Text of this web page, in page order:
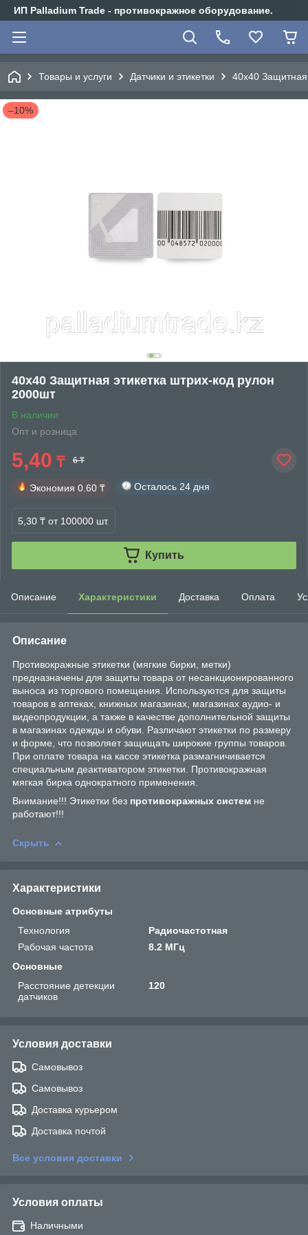
ИП Palladium Trade - противокражное оборудование.
Товары и услуги Датчики и этикетки 40х40 Защитная
–10%
40х40 Защитная этикетка штрих-код рулон
2000шт
В наличии
Опт и розница
5,40 ₸ 6 ₸
Экономия 0.60 ₸ Осталось 24 дня
5,30 ₸ от 100000 шт.
Купить
Описание Характеристики Доставка Оплата
Описание
Противокражные этикетки (мягкие бирки, метки)
предназначены для защиты товара от несанкционированного
выноса из торгового помещения. Используются для защиты
товаров в аптеках, книжных магазинах, магазинах аудио- и
видеопродукции, а также в качестве дополнительной защиты
в магазинах одежды и обуви. Различают этикетки по размеру
и форме, что позволяет защищать широкие группы товаров.
При оплате товара на кассе этикетка размагничивается
специальным деактиватором этикетки. Противокражная
мягкая бирка однократного применения.
Внимание!!! Этикетки без противокражных систем не
работают!!!
Скрыть
Характеристики
Основные атрибуты
Технология
Радиочастотная
Рабочая частота
8.2 МГц
Основные
Расстояние детекции
датчиков
120
Условия доставки
Самовывоз
Самовывоз
Доставка курьером
Доставка почтой
Все условия доставки
Условия оплаты
Наличными